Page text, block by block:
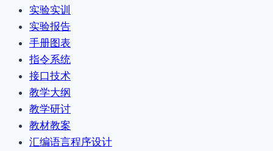
实验实训
实验报告
手册图表
指令系统
接口技术
教学大纲
教学研讨
教材教案
汇编语言程序设计